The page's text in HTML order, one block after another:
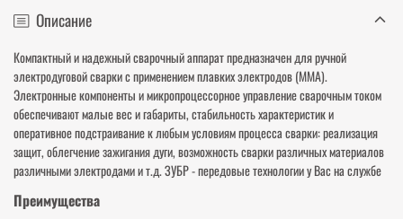
Описание
Компактный и надежный сварочный аппарат предназначен для ручной
электродуговой сварки с применением плавких электродов (ММА).
Электронные компоненты и микропроцессорное управление сварочным током
обеспечивают малые вес и габариты, стабильность характеристик и
оперативное подстраивание к любым условиям процесса сварки: реализация
защит, облегчение зажигания дуги, возможность сварки различных материалов
различными электродами и т.д. ЗУБР - передовые технологии у Вас на службе
Преимущества